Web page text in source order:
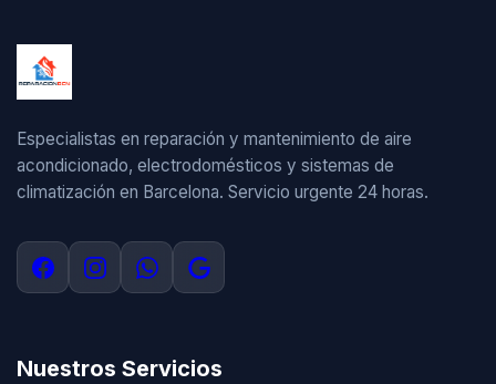
Especialistas en reparación y mantenimiento de aire
acondicionado, electrodomésticos y sistemas de
climatización en Barcelona. Servicio urgente 24 horas.
Nuestros Servicios